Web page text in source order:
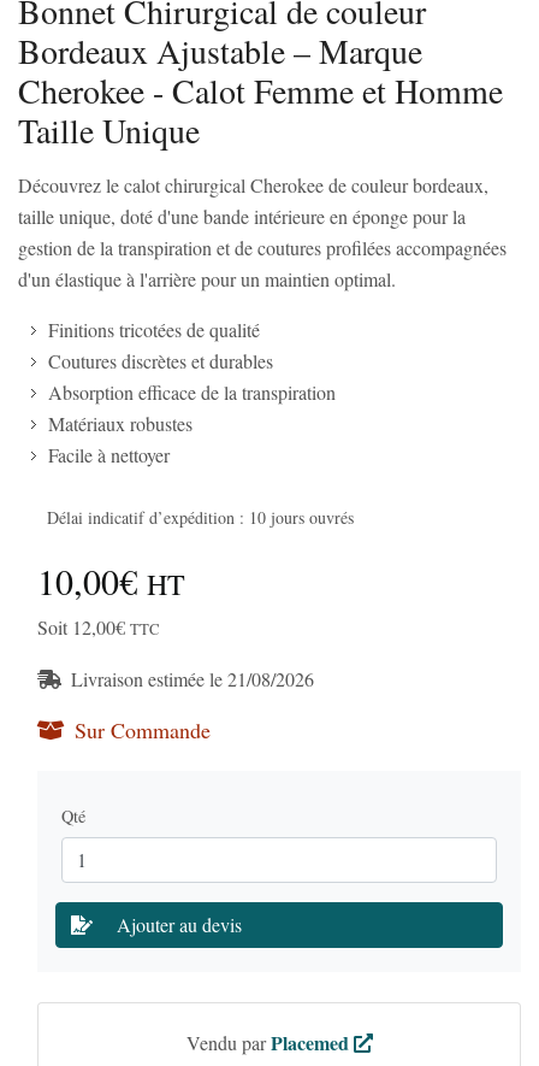
Bonnet Chirurgical de couleur
Bordeaux Ajustable – Marque
Cherokee - Calot Femme et Homme
Taille Unique
Découvrez le calot chirurgical Cherokee de couleur bordeaux,
taille unique, doté d'une bande intérieure en éponge pour la
gestion de la transpiration et de coutures profilées accompagnées
d'un élastique à l'arrière pour un maintien optimal.
Finitions tricotées de qualité
Coutures discrètes et durables
Absorption efficace de la transpiration
Matériaux robustes
Facile à nettoyer
Délai indicatif d’expédition : 10 jours ouvrés
10,00€ HT
Soit 12,00€ TTC
Livraison estimée le 21/08/2026
Sur Commande
Qté
Ajouter au devis
Vendu parPlacemed